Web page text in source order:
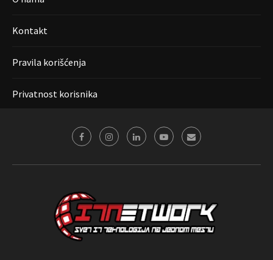
Kontakt
Pravila korišćenja
Privatnost korisnika